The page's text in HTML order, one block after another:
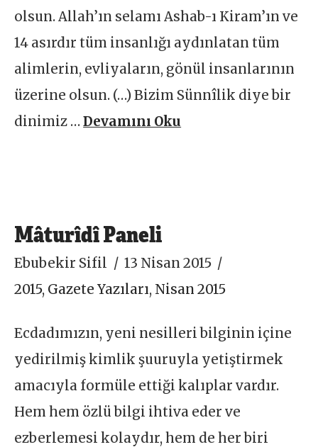
olsun. Allah’ın selamı Ashab-ı Kiram’ın ve
14 asırdır tüm insanlığı aydınlatan tüm
alimlerin, evliyaların, gönül insanlarının
üzerine olsun. (…) Bizim Sünnîlik diye bir
dinimiz …Devamını Oku
Mâturîdî Paneli
Ebubekir Sifil
13 Nisan 2015
2015, Gazete Yazıları, Nisan 2015
Ecdadımızın, yeni nesilleri bilginin içine
yedirilmiş kimlik şuuruyla yetiştirmek
amacıyla formüle ettiği kalıplar vardır.
Hem hem özlü bilgi ihtiva eder ve
ezberlemesi kolaydır, hem de her biri